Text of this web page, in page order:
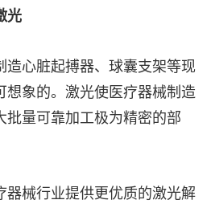
光
心脏起搏器、球囊支架等现
象的。激光使医疗器械制造
批量可靠加工极为精密的部
器械行业提供更优质的激光解